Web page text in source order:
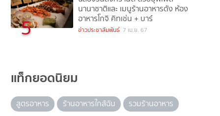
5
นานาชาติและ เมนูร้านอาหารดัง ห้อง
อาหารโกจิ คิทเช่น + บาร์
ข่าวประชาสัมพันธ์ 7 เม.ย. 67
แท็กยอดนิยม
สูตรอาหาร ร้านอาหารใกล้ฉัน
รวมร้านอาหาร